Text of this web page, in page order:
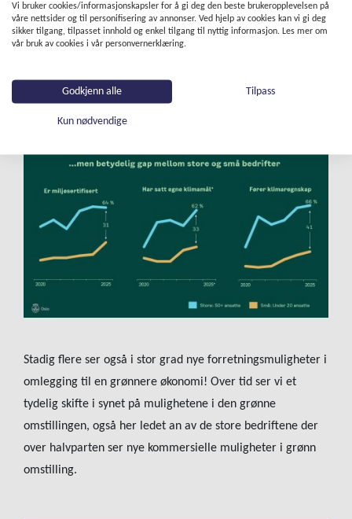
eller fører eget klimaregnskap. Det er kanskje ikke så rart
at de store bedriftene i større grad har kapasitet til å gjøre
dette. Samtidig kan det innebære en risiko for de små
etterspør nettopp klima- og miljødata.
Stadig flere ser også i stor grad nye forretningsmuligheter i
omlegging til en grønnere økonomi! Over tid ser vi et
tydelig skifte i synet på mulighetene i den grønne
omstillingen, også her ledet an av de store bedriftene der
over halvparten ser nye kommersielle muligheter i grønn
omstilling.
Vi bruker cookies/informasjonskapsler for å gi deg den beste brukeropplevelsen på
våre nettsider og til personifisering av annonser. Ved hjelp av cookies kan vi gi deg
sikker tilgang, tilpasset innhold og enkel tilgang til nyttig informasjon. Les mer om
vår bruk av cookies i vår personvernerklæring.
Godkjenn alle Tilpass
Kun nødvendige